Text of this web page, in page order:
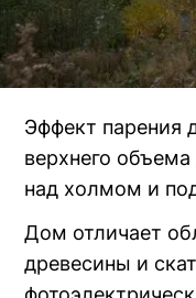
Эффект парения
верхнего
над холмом и
Дом отличает
древесины и